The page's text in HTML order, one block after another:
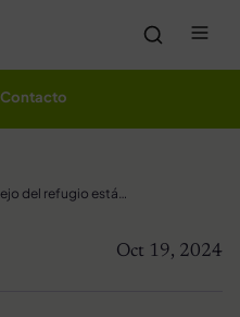
Contacto
El perro más viejo del refugio está sorprendido de recibir una fiesta de cumpleaños número 23
Oct 19, 2024